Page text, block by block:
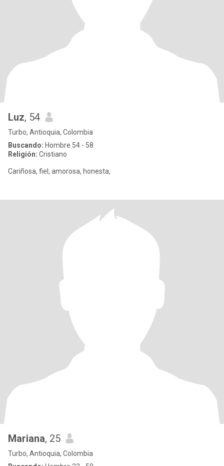
Luz, 54
Turbo, Antioquia, Colombia
Buscando: Hombre 54 - 58
Religión: Cristiano
Cariñosa, fiel, amorosa, honesta,
Mariana, 25
Turbo, Antioquia, Colombia